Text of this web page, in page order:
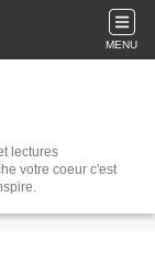
MENU
lectures
votre coeur c'est